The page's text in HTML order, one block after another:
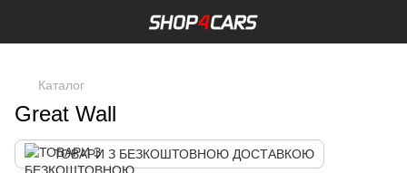
Каталог
Great Wall
ТОВАРИ З БЕЗКОШТОВНОЮ ДОСТАВКОЮ